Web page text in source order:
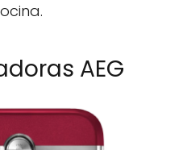
AEG